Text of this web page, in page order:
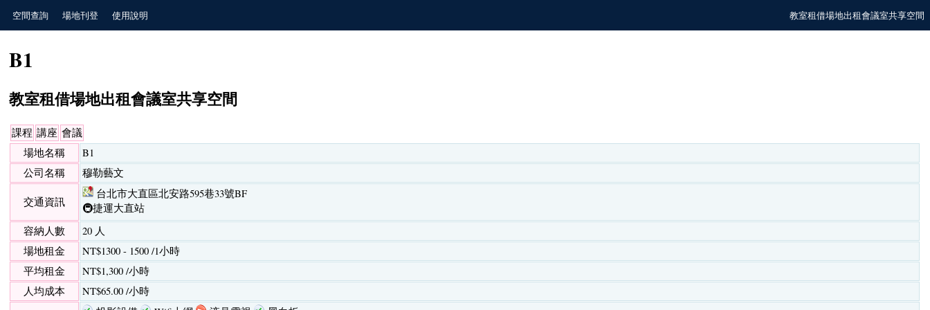
空間查詢 場地刊登 使用說明 教室租借場地出租會議室共享空間
B1
教室租借場地出租會議室共享空間
課程 講座 會議
場地名稱
B1
公司名稱
穆勒藝文
交通資訊
台北市大直區北安路595巷33號BF
🚇捷運大直站
容納人數
20 人
場地租金
NT$1300 - 1500 /1小時
平均租金
NT$1,300 /小時
人均成本
NT$65.00 /小時